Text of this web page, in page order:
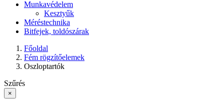
Munkavédelem
Kesztyűk
Méréstechnika
Bitfejek, toldószárak
Főoldal
Fém rögzítőelemek
Oszloptartók
Szűrés
×